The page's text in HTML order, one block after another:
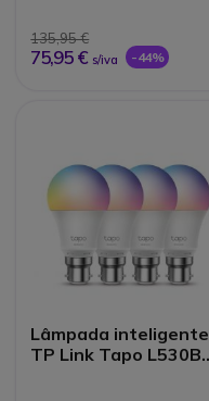
135,95 €
75,95 € s/iva -44%
Lâmpada inteligente
TP Link Tapo L530B